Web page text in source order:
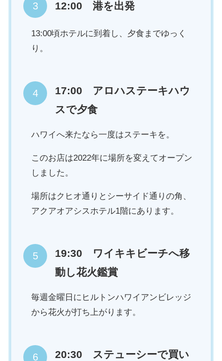
12:00 港を出発
13:00頃ホテルに到着し、夕食までゆっく
り。
17:00 アロハステーキハウ
スで夕食
ハワイへ来たなら一度はステーキを。
このお店は2022年に場所を変えてオープン
しました。
場所はクヒオ通りとシーサイド通りの角、
アクアオアシスホテル1階にあります。
19:30 ワイキキビーチへ移
動し花火鑑賞
毎週金曜日にヒルトンハワイアンビレッジ
から花火が打ち上がります。
20:30 ステューシーで買い